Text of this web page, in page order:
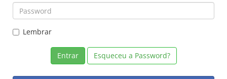
Lembrar
Esqueceu a Password?